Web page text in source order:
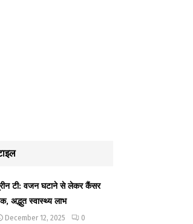
टी: वजन घटाने से लेकर कैंसर
अद्भुत स्वास्थ्य लाभ
December 12, 2025 0